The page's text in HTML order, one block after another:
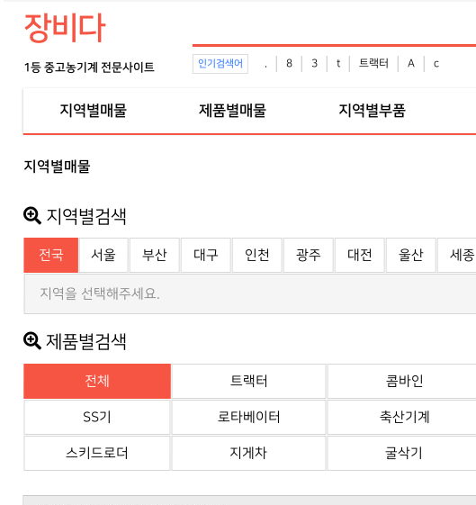
장비다
1등 중고농기계 전문사이트 인기검색어 . 8 3 t 트랙터 A c
지역별매물 제품별매물 지역별부품
지역별매물
지역별검색
전국 서울 부산 대구 인천 광주 대전 울산 세종
지역을 선택해주세요.
제품별검색
전체 트랙터 콤바인
SS기 로타베이터 축산기계
스키드로더 지게차 굴삭기